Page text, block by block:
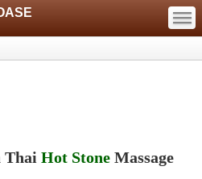
—
—
—
Thai Hot Stone Massage